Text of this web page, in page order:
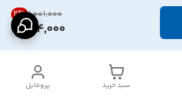
۱٬۰۰۱٬۰۰۰ 2%
974,000
پروفایل سبد خرید